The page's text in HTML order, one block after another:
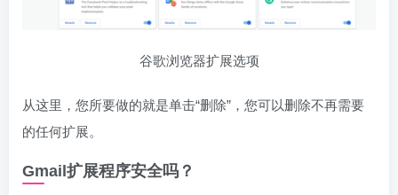
谷歌浏览器扩展选项
从这里，您所要做的就是单击“删除”，您可以删除不再需要
的任何扩展。
Gmail扩展程序安全吗？